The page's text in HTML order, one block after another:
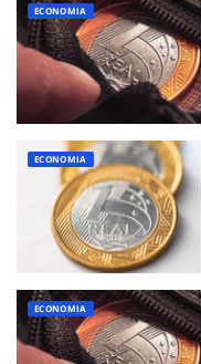
ECONOMIA
ECONOMIA
ECONOMIA